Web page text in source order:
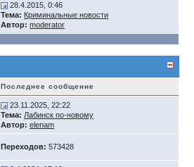
28.4.2015, 0:46
Тема: Криминальные новости
Автор: moderator
Последнее сообщение
23.11.2025, 22:22
Тема: Лабинск по-новому
Автор: elenam
Переходов: 573428